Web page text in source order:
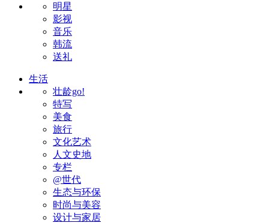
明星
影视
音乐
韩流
送礼
生活
壮龄go!
特写
美食
旅行
文化艺术
人文史地
专栏
@世代
生态与环保
时尚与美容
设计与家居